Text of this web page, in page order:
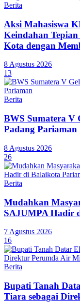
Berita
Aksi Mahasiswa
Keindahan
Kota dengan
8 Agustus 2026
13
Berita
BWS Sumatera V
Padang Pariaman
8 Agustus 2026
26
Berita
Mudahkan
SAJUMPA Hadir
7 Agustus 2026
16
Berita
Bupati Tanah
Tiara sebagai